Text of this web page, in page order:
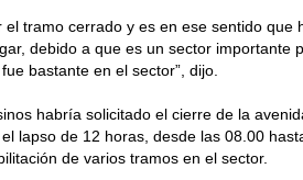
el tramo cerrado y es en ese sentido que
debido a que es un sector importante
bastante en el sector”, dijo.
habría solicitado el cierre de la
lapso de 12 horas, desde las 08.00
de varios tramos en el sector.